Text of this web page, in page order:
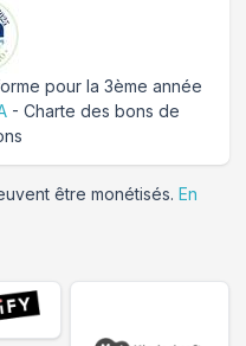
pour la 3ème année
- Charte des bons de
être monétisés. En